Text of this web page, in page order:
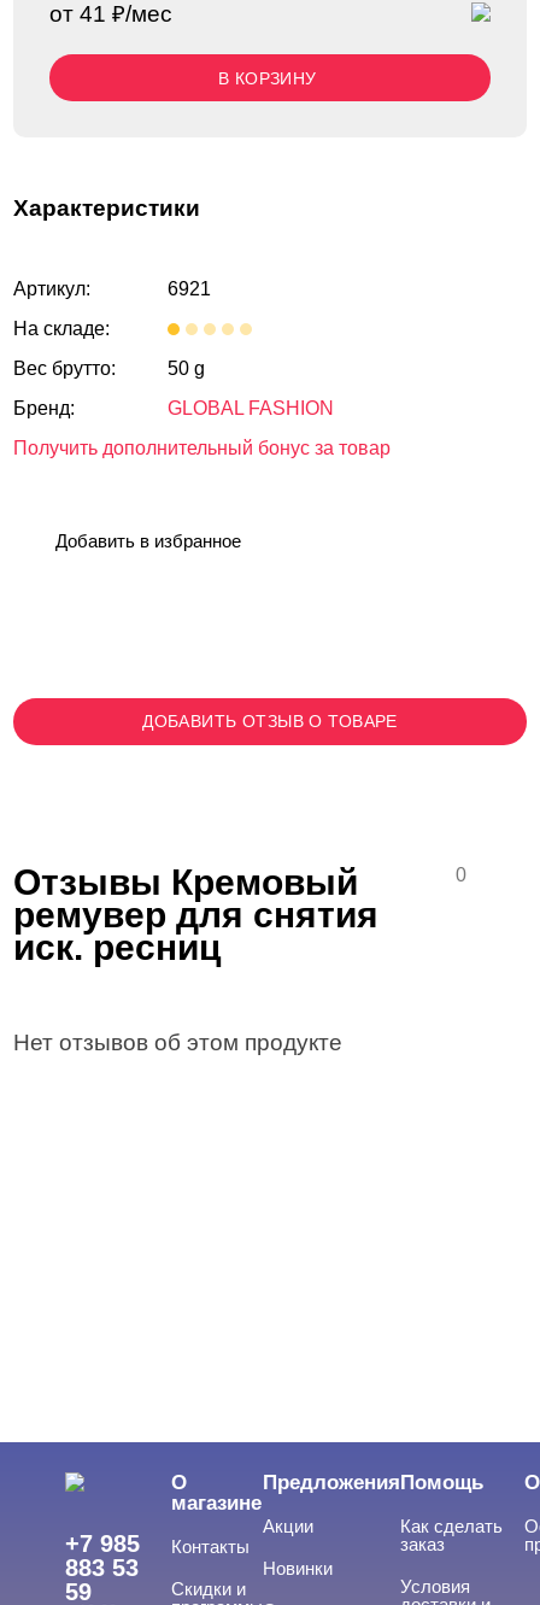
от 41 ₽/мес
В КОРЗИНУ
Характеристики
Артикул:
6921
На складе:
Вес брутто:
50 g
Бренд:
GLOBAL FASHION
Получить дополнительный бонус за товар
Добавить в избранное
Отзывы Кремовый
ремувер для снятия
иск. ресниц
0
Нет отзывов об этом продукте
ДОБАВИТЬ ОТЗЫВ О ТОВАРЕ
+7 985
883 53
59
О
магазине
Контакты
Скидки и
Предложения
Акции
Новинки
Помощь
Как сделать
заказ
Условия